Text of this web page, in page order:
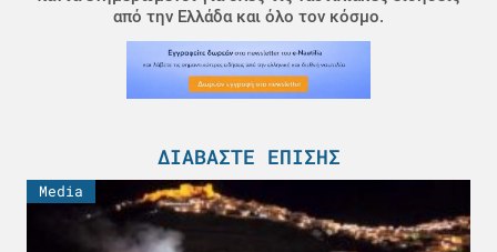
από την Ελλάδα και όλο τον κόσμο.
ΔΙΑΒΆΣΤΕ ΕΠΊΣΗΣ
Media